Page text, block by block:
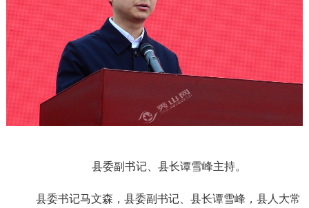
县委副书记、县长谭雪峰主持。
县委书记马文森，县委副书记、县长谭雪峰，县人大常